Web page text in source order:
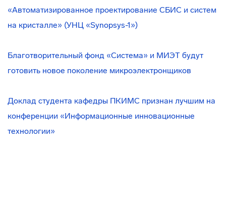
«Автоматизированное проектирование СБИС и систем
на кристалле» (УНЦ «Synopsys-1»)
Благотворительный фонд «Система» и МИЭТ будут
готовить новое поколение микроэлектронщиков
Доклад студента кафедры ПКИМС признан лучшим на
конференции «Информационные инновационные
технологии»